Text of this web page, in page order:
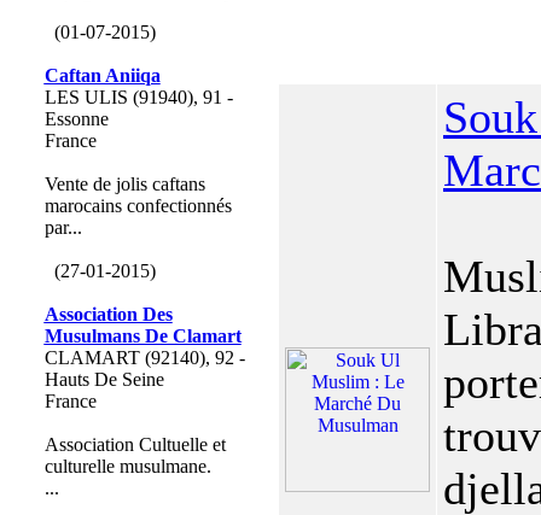
(01-07-2015)
Caftan Aniiqa
LES ULIS (91940), 91 -
Essonne
France
Vente de jolis caftans
marocains confectionnés
par...
(27-01-2015)
Association Des
Musulmans De Clamart
CLAMART (92140), 92 -
Hauts De Seine
France
Association Cultuelle et
culturelle musulmane.
...